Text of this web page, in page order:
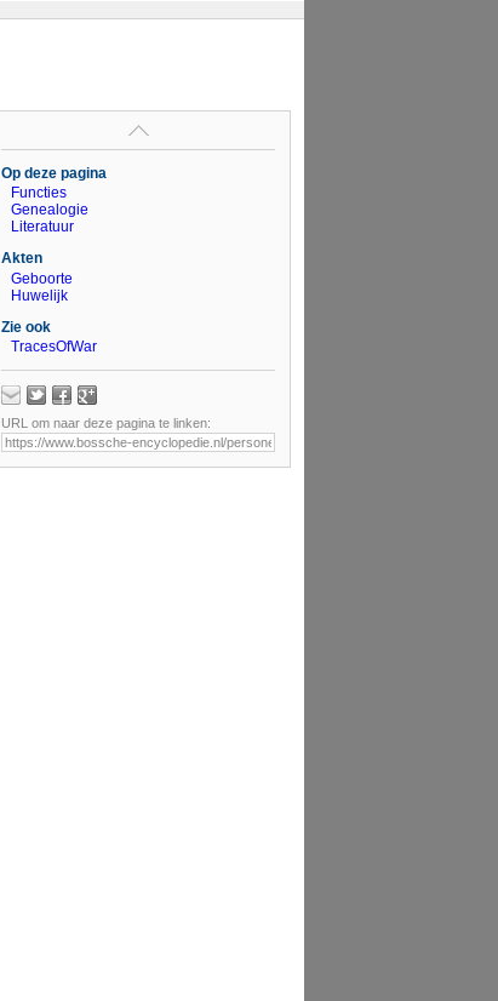
Op deze pagina
Functies
Genealogie
Literatuur
Akten
Geboorte
Huwelijk
Zie ook
TracesOfWar
URL om naar deze pagina te linken: